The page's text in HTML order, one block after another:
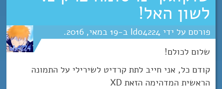
לשון האל!
Ido4224
19 מאי 2016
שלום לכולם!
קודם כל, אני חייב לתת קרדיט לשירילי על התמונה
הראשית המדהימה הזאת XD